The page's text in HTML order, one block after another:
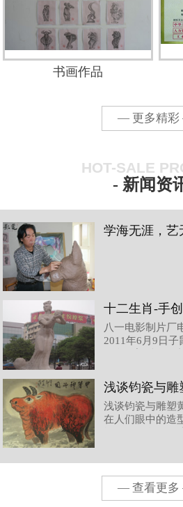
书画作品
— 更多精
HOT-SALE
- 新闻资
十二生肖-手
八一电影制片厂
2011年6月9日子
瓷雕塑‚牛‛，豪
出，生动有力，
实、憨厚、勤劳
中国几千年的文
浅谈钧瓷与雕
浅谈钧瓷与雕塑
在人们眼中的造
生机，尤其是而
代钧瓷造型产生
— 查看更